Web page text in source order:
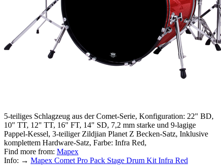
5-teiliges Schlagzeug aus der Comet-Serie, Konfiguration: 22" BD,
10" TT, 12" TT, 16" FT, 14" SD, 7,2 mm starke und 9-lagige
Pappel-Kessel, 3-teiliger Zildjian Planet Z Becken-Satz, Inklusive
komplettem Hardware-Satz, Farbe: Infra Red,
Find more from: Mapex
Info: → Mapex Comet Pro Pack Stage Drum Kit Infra Red